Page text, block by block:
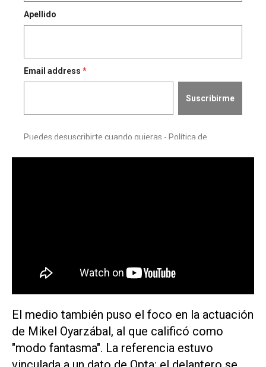
El medio también puso el foco en la actuación
de Mikel Oyarzábal, al que calificó como
"modo fantasma". La referencia estuvo